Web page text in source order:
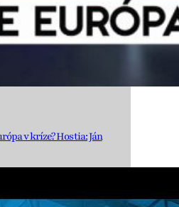
v kríze? Hostia: Ján